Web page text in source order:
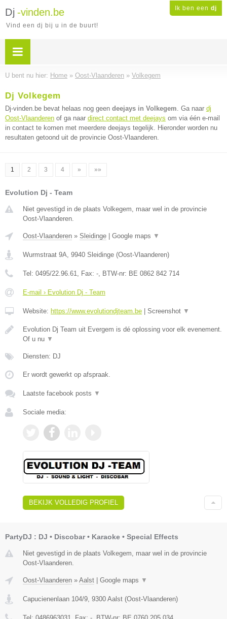
Ik ben een dj
Dj -vinden.be
Vind een dj bij u in de buurt!
U bent nu hier: Home » Oost-Vlaanderen » Volkegem
Dj Volkegem
Dj-vinden.be bevat helaas nog geen deejays in Volkegem. Ga naar dj
Oost-Vlaanderen of ga naar direct contact met deejays om via één e-mail
in contact te komen met meerdere deejays tegelijk. Hieronder worden nu
resultaten getoond uit de provincie Oost-Vlaanderen.
1 2 3 4 » »»
Evolution Dj - Team
Niet gevestigd in de plaats Volkegem, maar wel in de provincie
Oost-Vlaanderen.
Oost-Vlaanderen » Sleidinge Google maps ▼
Wurmstraat 9A, 9940 Sleidinge (Oost-Vlaanderen)
Tel: 0495/22.96.61, Fax: -, BTW-nr: BE 0862 842 714
E-mail › Evolution Dj - Team
Website: https://www.evolutiondjteam.be Screenshot ▼
Evolution Dj Team uit Evergem is dé oplossing voor elk evenement.
Of u nu ▼
Diensten: DJ
Er wordt gewerkt op afspraak.
Laatste facebook posts ▼
Sociale media:
BEKIJK VOLLEDIG PROFIEL
PartyDJ : DJ • Discobar • Karaoke • Special Effects
Niet gevestigd in de plaats Volkegem, maar wel in de provincie
Oost-Vlaanderen.
Oost-Vlaanderen » Aalst | Google maps ▼
Capucienenlaan 104/9 9300 Aalst (Oost-Vlaanderen)
Tel: 0486963031 , Fax: - , BTW-nr: BE.0760.205.034